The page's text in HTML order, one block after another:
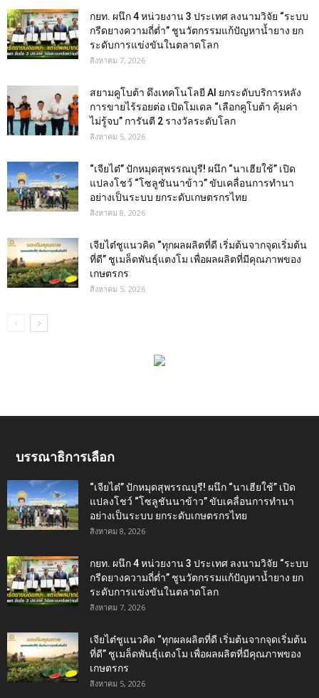
กยท. ผนึก 4 หน่วยงาน 3 ประเทศ ลงนามวิจัย “ระบบ
กรีดยางความถี่ต่ำ” ชูนวัตกรรมแก้ปัญหาน้ำยาง ยก
ระดับการแข่งขันในตลาดโลก
สิงหาคม 7, 2026
สยามคูโบต้า ดึงเทคโนโลยี AI ยกระดับบริการหลัง
การขายไร้รอยต่อ เปิดโมเดล “เลือกคูโบต้า คุ้มค่า
ไม่รู้จบ” การันตี 2 รางวัลระดับโลก
สิงหาคม 5, 2026
“เจียไต๋” ปักหมุดสุพรรณบุรี! ผนึก “นาเฮียใช้” เปิด
แปลงโชว์ “โซลูชันนาข้าว” ขับเคลื่อนการทำนา
อย่างเป็นระบบ ยกระดับเกษตรกรไทย
สิงหาคม 8, 2026
เจียไต๋ชูแนวคิด “ทุกผลผลิตที่ดี เริ่มต้นจากจุดเริ่มต้น
ที่ดี” ชูเมล็ดพันธุ์แตงโม เพื่อผลผลิตที่มีคุณภาพของ
เกษตรกร
สิงหาคม 5, 2026
บรรณาธิการเลือก
“เจียไต๋” ปักหมุดสุพรรณบุรี! ผนึก “นาเฮียใช้” เปิด
แปลงโชว์ “โซลูชันนาข้าว” ขับเคลื่อนการทำนา
อย่างเป็นระบบ ยกระดับเกษตรกรไทย
สิงหาคม 8, 2026
กยท. ผนึก 4 หน่วยงาน 3 ประเทศ ลงนามวิจัย “ระบบ
กรีดยางความถี่ต่ำ” ชูนวัตกรรมแก้ปัญหาน้ำยาง ยก
ระดับการแข่งขันในตลาดโลก
สิงหาคม 7, 2026
เจียไต๋ชูแนวคิด “ทุกผลผลิตที่ดี เริ่มต้นจากจุดเริ่มต้น
ที่ดี” ชูเมล็ดพันธุ์แตงโม เพื่อผลผลิตที่มีคุณภาพของ
เกษตรกร
สิงหาคม 5, 2026